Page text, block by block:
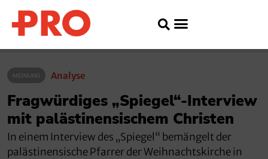
MEINUNG Analyse
Fragwürdiges „Spiegel“-Interview
mit palästinensischem Christen
In einem Interview des „Spiegel“ bemängelt der
palästinensische Pfarrer der Weihnachtskirche in